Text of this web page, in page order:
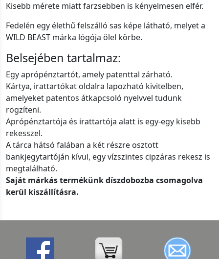
Kisebb mérete miatt farzsebben is kényelmesen elfér.
Fedelén egy élethű felszálló sas képe látható, melyet a
WILD BEAST márka lógója ölel körbe.
Belsejében tartalmaz:
Egy aprópénztartót, amely patenttal zárható.
Kártya, irattartókat oldalra lapozható kivitelben,
amelyeket patentos átkapcsoló nyelvvel tudunk
rögzíteni.
Aprópénztartója és irattartója alatt is egy-egy kisebb
rekesszel.
A tárca hátsó falában a két részre osztott
bankjegytartóján kívül, egy vízszintes cipzáras rekesz is
megtalálható.
Saját márkás termékünk díszdobozba csomagolva
kerül kiszállításra.